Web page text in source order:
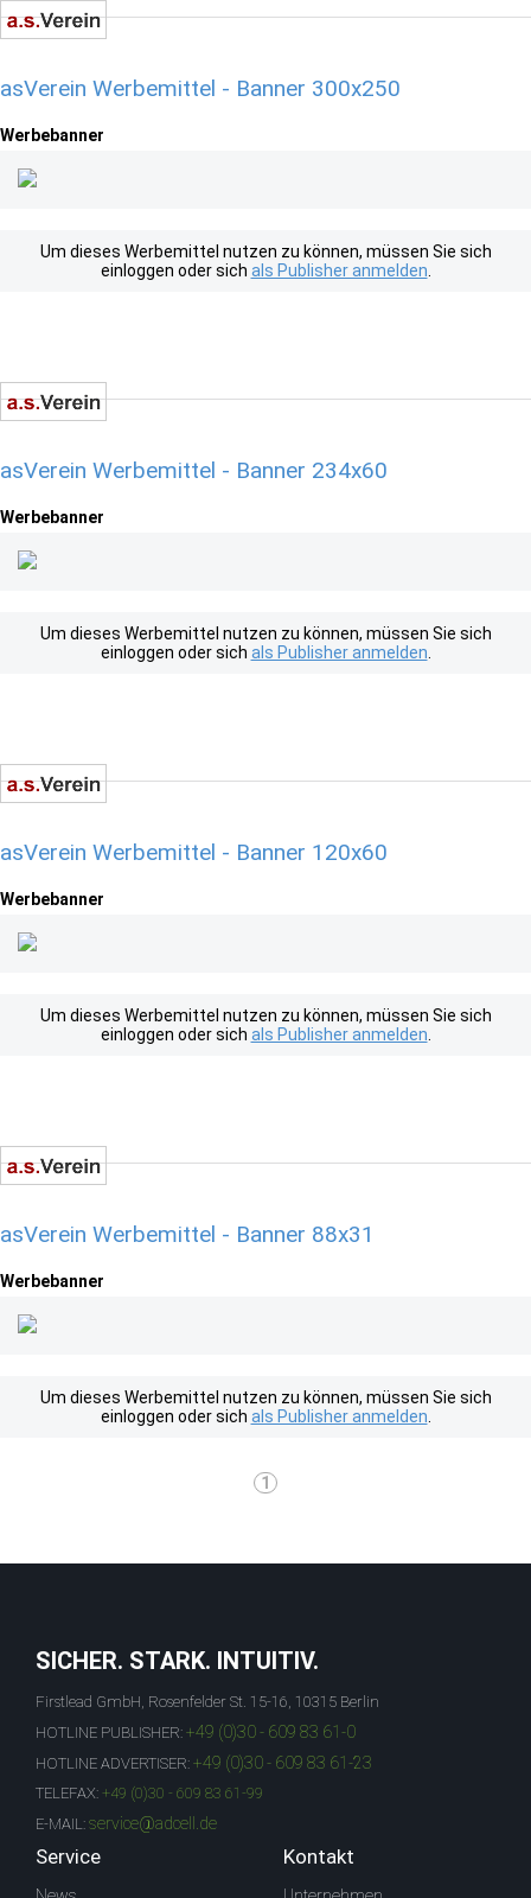
asVerein Werbemittel - Banner 300x250
Werbebanner
Um dieses Werbemittel nutzen zu können, müssen Sie sich
einloggen oder sich als Publisher anmelden
asVerein Werbemittel - Banner 234x60
Werbebanner
Um dieses Werbemittel nutzen zu können, müssen Sie sich
einloggen oder sich als Publisher anmelden
asVerein Werbemittel - Banner 120x60
Werbebanner
Um dieses Werbemittel nutzen zu können, müssen Sie sich
einloggen oder sich als Publisher anmelden
asVerein Werbemittel - Banner 88x31
Werbebanner
Um dieses Werbemittel nutzen zu können, müssen Sie sich
einloggen oder sich als Publisher anmelden
1
SICHER. STARK. INTUITIV.
Firstlead GmbH, Rosenfelder St. 15-16, 10315 Berlin
HOTLINE PUBLISHER: +49 (0)30 - 609 83 61-0
HOTLINE ADVERTISER: +49 (0)30 - 609 83 61-23
TELEFAX: +49 (0)30 - 609 83 61-99
E-MAIL: service@adcell.de
Service Kontakt